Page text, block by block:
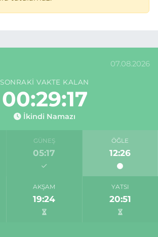
07.08.2026
SONRAKI VAKTE KALAN
00:29:17
İkindi Namazı
GÜNEŞ
05:17
ÖĞLE
12:26
AKŞAM
19:24
YATSI
20:51